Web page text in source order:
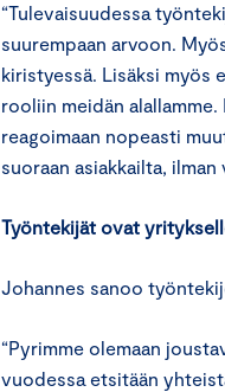
“Tulevaisuudessa
suurempaan arvoon.
kiristyessä. Lisäksi myös
rooliin meidän
reagoimaan nopeasti
suoraan asiakkailta,
Työntekijät ovat
Johannes sanoo
“Pyrimme olemaan
vuodessa etsitään